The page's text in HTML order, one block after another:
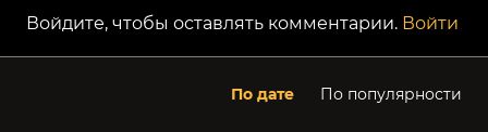
Войдите, чтобы оставлять комментарии. Войти
По дате По популярности